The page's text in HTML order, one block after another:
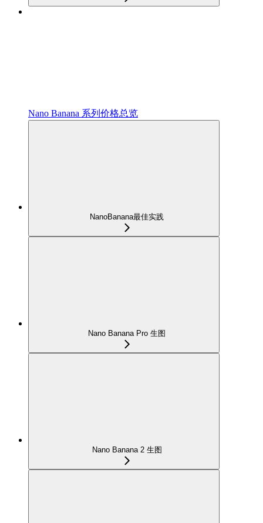
Nano Banana 系列价格总览
NanoBanana最佳实践
Nano Banana Pro 生图
Nano Banana 2 生图